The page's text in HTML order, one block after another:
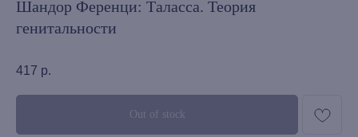
Шандор Ференци: Таласса. Теория
генитальности
417 р.
Out of stock